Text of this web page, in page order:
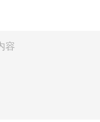
过付款获得居住民
行合同义务，就应